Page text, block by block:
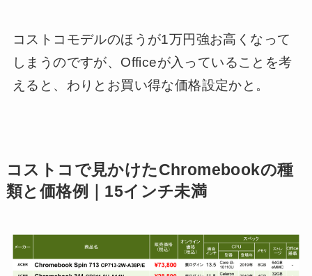
コストコモデルのほうが1万円強お高くなって
しまうのですが、Officeが入っていることを考
えると、わりとお買い得な価格設定かと。
コストコで見かけたChromebookの種
類と価格例｜15インチ未満